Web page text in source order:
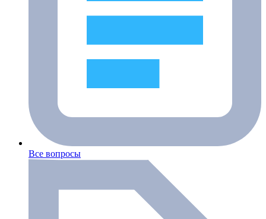
Все вопросы